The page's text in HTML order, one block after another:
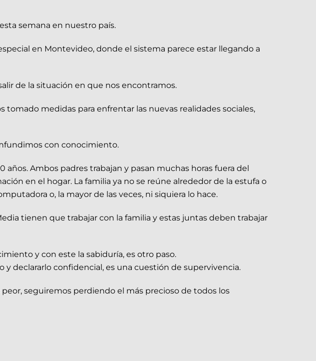
semana en nuestro país.
en Montevideo, donde el sistema parece estar llegando a
de la situación en que nos encontramos.
medidas para enfrentar las nuevas realidades sociales,
con conocimiento.
Ambos padres trabajan y pasan muchas horas fuera del
en el hogar. La familia ya no se reúne alrededor de la estufa o
o, la mayor de las veces, ni siquiera lo hace.
tienen que trabajar con la familia y estas juntas deben trabajar
y con este la sabiduría, es otro paso.
declararlo confidencial, es una cuestión de supervivencia.
seguiremos perdiendo el más precioso de todos los